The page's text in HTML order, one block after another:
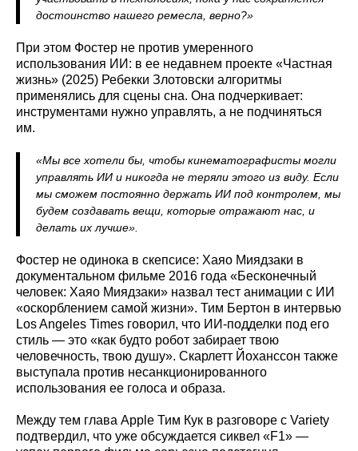
достоинство нашего ремесла, верно?»
При этом Фостер не против умеренного
использования ИИ: в ее недавнем проекте «Частная
жизнь» (2025) Ребекки Злотовски алгоритмы
применялись для сцены сна. Она подчеркивает:
инструментами нужно управлять, а не подчиняться
им.
«Мы все хотели бы, чтобы кинематографисты могли
управлять ИИ и никогда не теряли этого из виду. Если
мы сможем постоянно держать ИИ под контролем, мы
будем создавать вещи, которые отражают нас, и
делать их лучше».
Фостер не одинока в скепсисе: Хаяо Миядзаки в
документальном фильме 2016 года «Бесконечный
человек: Хаяо Миядзаки» назвал тест анимации с ИИ
«оскорблением самой жизни». Тим Бертон в интервью
Los Angeles Times говорил, что ИИ-подделки под его
стиль — это «как будто робот забирает твою
человечность, твою душу». Скарлетт Йоханссон также
выступала против несанкционированного
использования ее голоса и образа.
Между тем глава Apple Тим Кук в разговоре с Variety
подтвердил, что уже обсуждается сиквел «F1» —